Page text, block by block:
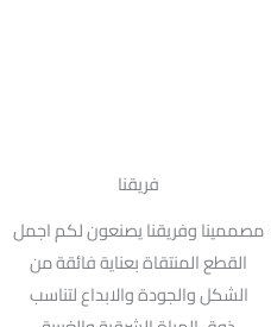
فريقنا
مصممينا وفريقنا يصنعون لكم اجمل
القطع المنتقاة بعناية فائقة من
الشكل والجودة والابداع لتناسب